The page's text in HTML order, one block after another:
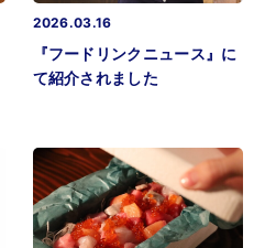
2026.03.16
『フードリンクニュース』に
て紹介されました